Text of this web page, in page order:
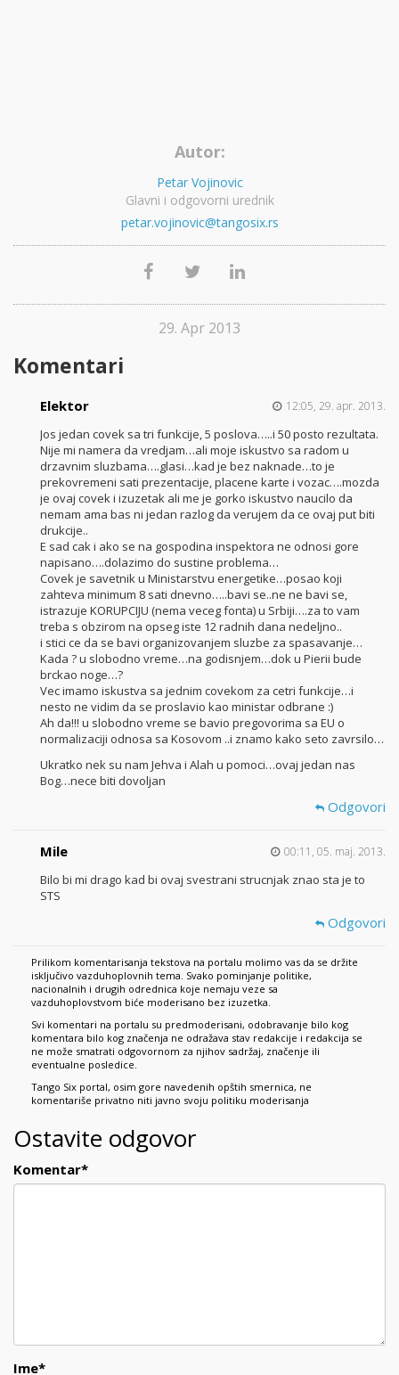
Autor:
Petar Vojinovic
Glavni i odgovorni urednik
petar.vojinovic@tangosix.rs
29. Apr 2013
Komentari
Elektor 12:05, 29. apr. 2013.
Jos jedan covek sa tri funkcije, 5 poslova…..i 50 posto rezultata.
Nije mi namera da vredjam…ali moje iskustvo sa radom u
drzavnim sluzbama….glasi…kad je bez naknade…to je
prekovremeni sati prezentacije, placene karte i vozac….mozda
je ovaj covek i izuzetak ali me je gorko iskustvo naucilo da
nemam ama bas ni jedan razlog da verujem da ce ovaj put biti
drukcije..
E sad cak i ako se na gospodina inspektora ne odnosi gore
napisano….dolazimo do sustine problema…
Covek je savetnik u Ministarstvu energetike…posao koji
zahteva minimum 8 sati dnevno…..bavi se..ne ne bavi se,
istrazuje KORUPCIJU (nema veceg fonta) u Srbiji….za to vam
treba s obzirom na opseg iste 12 radnih dana nedeljno..
i stici ce da se bavi organizovanjem sluzbe za spasavanje…
Kada ? u slobodno vreme…na godisnjem…dok u Pierii bude
brckao noge…?
Vec imamo iskustva sa jednim covekom za cetri funkcije…i
nesto ne vidim da se proslavio kao ministar odbrane :)
Ah da!!! u slobodno vreme se bavio pregovorima sa EU o
normalizaciji odnosa sa Kosovom ..i znamo kako seto zavrsilo…
Ukratko nek su nam Jehva i Alah u pomoci…ovaj jedan nas
Bog…nece biti dovoljan
Odgovori
Mile 00:11, 05. maj. 2013.
Bilo bi mi drago kad bi ovaj svestrani strucnjak znao sta je to
STS
Odgovori
Prilikom komentarisanja tekstova na portalu molimo vas da se držite
isključivo vazduhoplovnih tema. Svako pominjanje politike,
nacionalnih i drugih odrednica koje nemaju veze sa
vazduhoplovstvom biće moderisano bez izuzetka.
Svi komentari na portalu su predmoderisani, odobravanje bilo kog
komentara bilo kog značenja ne odražava stav redakcije i redakcija se
ne može smatrati odgovornom za njihov sadržaj, značenje ili
eventualne posledice.
Tango Six portal, osim gore navedenih opštih smernica, ne
komentariše privatno niti javno svoju politiku moderisanja
Ostavite odgovor
Komentar*
Ime*